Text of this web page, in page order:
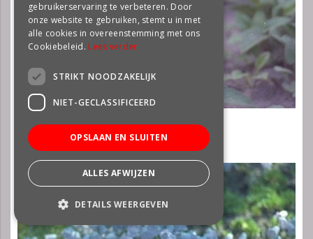
Klokje
Campanula collina
gebruikerservaring te verbeteren. Door
onze website te gebruiken, stemt u in met
alle cookies in overeenstemming met ons
Cookiebeleid. Lees verder
STRIKT NOODZAKELIJK
NIET-GECLASSIFICEERD
OPSLAAN EN SLUITEN
ALLES AFWIJZEN
DETAILS WEERGEVEN